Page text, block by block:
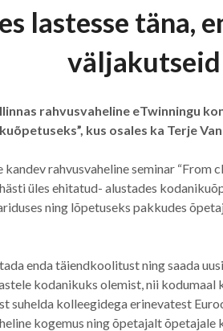
lastesse täna,
väljakutseid
rahvusvaheline eTwinningu
kus osales ka Terje
rahvusvaheline seminar “From
üles ehitatud- alustades
ning lõpetuseks pakkudes
enda täiendkoolitust ning saada
kodanikuks olemist, nii kodumaal
suhelda kolleegidega erinevatest
kogemus ning õpetajalt